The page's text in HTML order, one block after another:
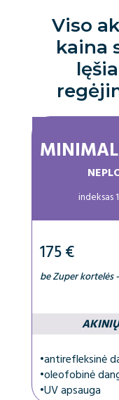
Viso
kaina
indeksas
175 €
be Zuper kortelės
•antirefleksinė
•oleofobinė
•UV apsauga